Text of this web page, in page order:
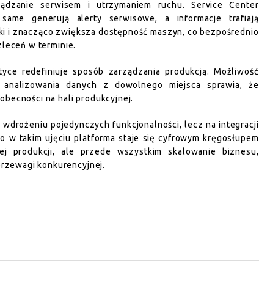
serwisem i utrzymaniem ruchu. Service Center
generują alerty serwisowe, a informacje trafiają
i znacząco zwiększa dostępność maszyn, co bezpośrednio
w terminie.
redefiniuje sposób zarządzania produkcją. Możliwość
danych z dowolnego miejsca sprawia, że
na hali produkcyjnej.
wdrożeniu pojedynczych funkcjonalności, lecz na integracji
w takim ujęciu platforma staje się cyfrowym kręgosłupem
produkcji, ale przede wszystkim skalowanie biznesu,
konkurencyjnej.